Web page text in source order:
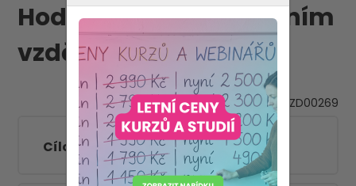
Hodnocení v předškolním
vzdělávání
VZD00269
Cílová skupina SPC ZUŠ